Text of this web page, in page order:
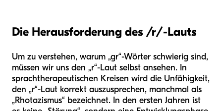
Die Herausforderung des /r/-Lauts
Um zu verstehen, warum „gr“-Wörter schwierig sind,
müssen wir uns den „r“-Laut selbst ansehen. In
sprachtherapeutischen Kreisen wird die Unfähigkeit,
den „r“-Laut korrekt auszusprechen, manchmal als
„Rhotazismus“ bezeichnet. In den ersten Jahren ist